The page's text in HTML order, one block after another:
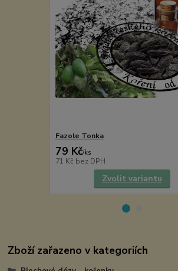
Fazole Tonka
79 Kč/ks
71 Kč bez DPH
Zvolit variantu
Zboží zařazeno v kategoriích